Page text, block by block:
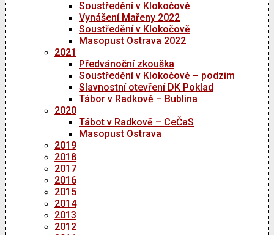
Soustředění v Klokočově
Vynášení Mařeny 2022
Soustředění v Klokočově
Masopust Ostrava 2022
2021
Předvánoční zkouška
Soustředění v Klokočově – podzim
Slavnostní otevření DK Poklad
Tábor v Radkově – Bublina
2020
Tábot v Radkově – CeČaS
Masopust Ostrava
2019
2018
2017
2016
2015
2014
2013
2012